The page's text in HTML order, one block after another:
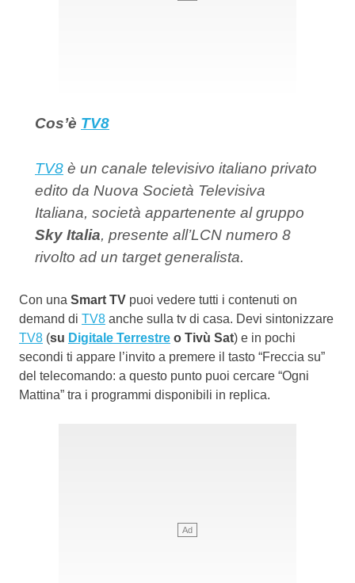
Cos’è TV8
TV8 è un canale televisivo italiano privato
edito da Nuova Società Televisiva
Italiana, società appartenente al gruppo
Sky Italia, presente all’LCN numero 8
rivolto ad un target generalista.
Con una Smart TV puoi vedere tutti i contenuti on
demand di TV8 anche sulla tv di casa. Devi sintonizzare
TV8 (su Digitale Terrestre o Tivù Sat) e in pochi
secondi ti appare l’invito a premere il tasto “Freccia su”
del telecomando: a questo punto puoi cercare “Ogni
Mattina” tra i programmi disponibili in replica.